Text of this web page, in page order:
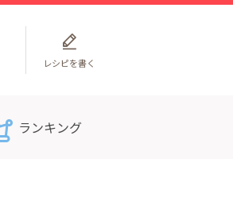
レシピを書く
ランキング